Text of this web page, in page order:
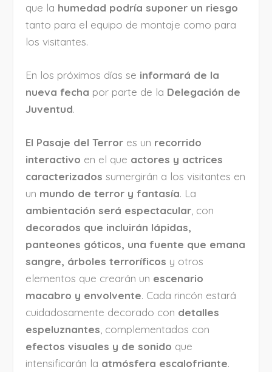
que la humedad podría suponer un riesgo
tanto para el equipo de montaje como para
los visitantes.
En los próximos días se informará de la
nueva fecha por parte de la Delegación de
Juventud.
El Pasaje del Terror es un recorrido
interactivo en el que actores y actrices
caracterizados sumergirán a los visitantes en
un mundo de terror y fantasía. La
ambientación será espectacular, con
decorados que incluirán lápidas,
panteones góticos, una fuente que emana
sangre, árboles terroríficos y otros
elementos que crearán un escenario
macabro y envolvente. Cada rincón estará
cuidadosamente decorado con detalles
espeluznantes, complementados con
efectos visuales y de sonido que
intensificarán la atmósfera escalofriante.